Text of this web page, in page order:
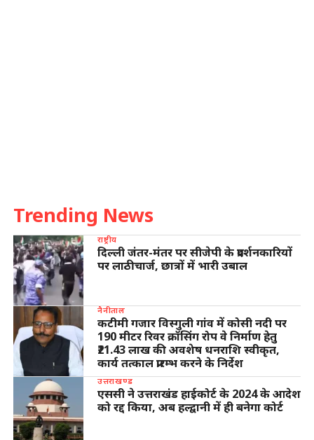
Trending News
राष्ट्रीय
दिल्ली जंतर-मंतर पर सीजेपी के प्रदर्शनकारियों
पर लाठीचार्ज, छात्रों में भारी उबाल
नैनीताल
कटीमी गजार विस्गुली गांव में कोसी नदी पर
190 मीटर रिवर क्रॉसिंग रोप वे निर्माण हेतु
₹21.43 लाख की अवशेष धनराशि स्वीकृत,
कार्य तत्काल प्रारम्भ करने के निर्देश
उत्तराखण्ड
एससी ने उत्तराखंड हाईकोर्ट के 2024 के आदेश
को रद्द किया, अब हल्द्वानी में ही बनेगा कोर्ट